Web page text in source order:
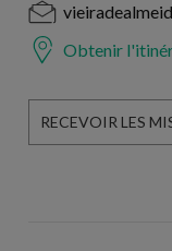
Obtenir
RECEVOIR LES